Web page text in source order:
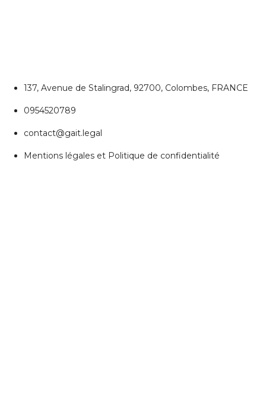
137, Avenue de Stalingrad, 92700, Colombes, FRANCE
0954520789
contact@gait.legal
Mentions légales et Politique de confidentialité